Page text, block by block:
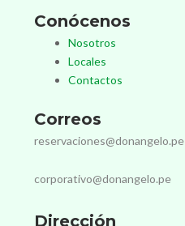
Conócenos
Nosotros
Locales
Contactos
Correos
reservaciones@donangelo.pe
corporativo@donangelo.pe
Dirección